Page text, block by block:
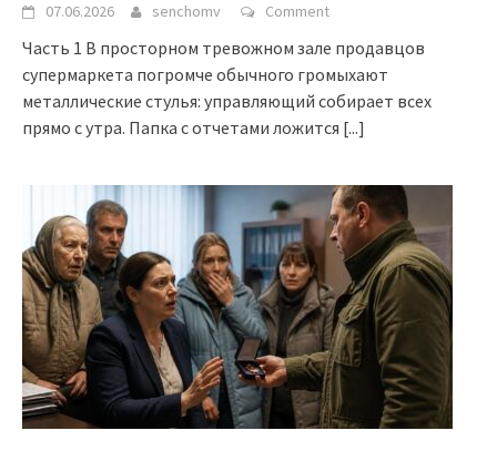
07.06.2026 senchomv Comment
Часть 1 В просторном тревожном зале продавцов
супермаркета погромче обычного громыхают
металлические стулья: управляющий собирает всех
прямо с утра. Папка с отчетами ложится [...]